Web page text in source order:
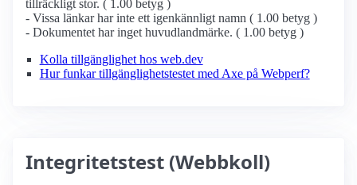
tillräckligt stor. ( 1.00 betyg )
- Vissa länkar har inte ett igenkännligt namn ( 1.00 betyg )
- Dokumentet har inget huvudlandmärke. ( 1.00 betyg )
Kolla tillgänglighet hos web.dev
Hur funkar tillgänglighetstestet med Axe på Webperf?
Integritetstest (Webbkoll)